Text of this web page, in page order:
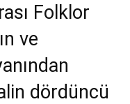
Folklor
ve
dördüncü